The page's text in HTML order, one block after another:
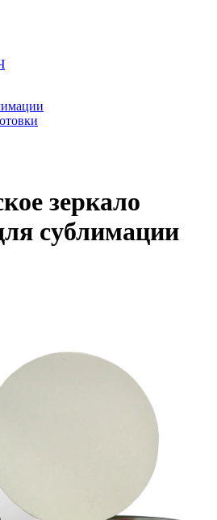
зеркало
сублимации